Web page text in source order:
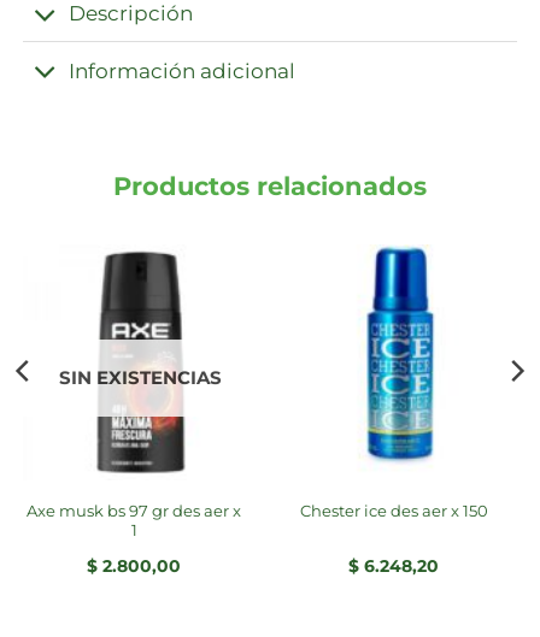
Descripción
Información adicional
Productos relacionados
SIN EXISTENCIAS
axe musk bs 97 gr des aer x
1
$ 2.800,00
chester ice des aer x 150
$ 6.248,20